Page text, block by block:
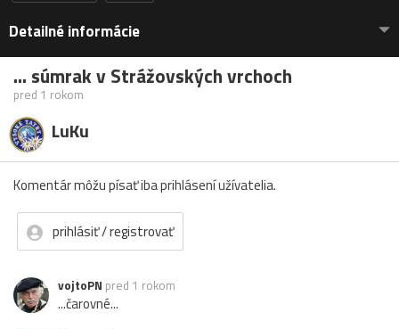
Detailné informácie
... súmrak v Strážovských vrchoch
pred 1 rokom
LuKu
Komentár môžu písať iba prihlásení užívatelia.
prihlásiť / registrovať
vojtoPN pred 1 rokom
...čarovné...